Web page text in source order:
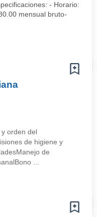
- Horario:
mensual bruto-
orden del
de higiene y
de
...